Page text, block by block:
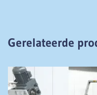
Gerelateerde